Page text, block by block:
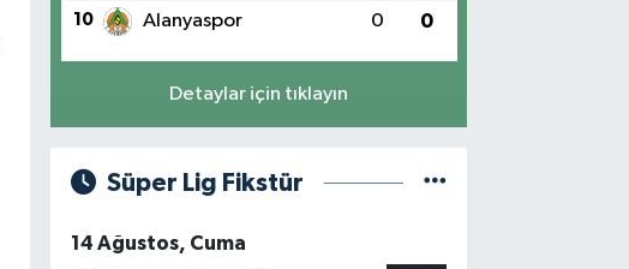
10 Alanyaspor 0 0
Detaylar için tıklayın
Süper Lig Fikstür
14 Ağustos, Cuma